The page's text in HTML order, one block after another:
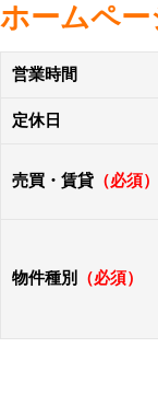
ホームペ
営業時間
定休日
売買・賃貸 （必須）
物件種別 （必須）